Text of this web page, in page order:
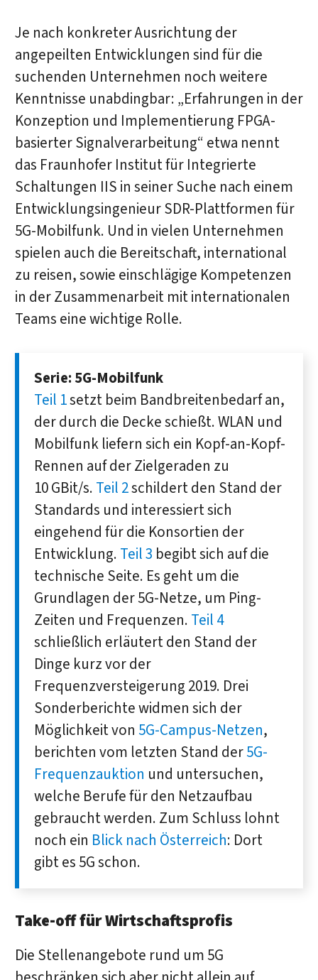
Je nach konkreter Ausrichtung der
angepeilten Entwicklungen sind für die
suchenden Unternehmen noch weitere
Kenntnisse unabdingbar: „Erfahrungen in der
Konzeption und Implementierung FPGA-
basierter Signalverarbeitung“ etwa nennt
das Fraunhofer Institut für Integrierte
Schaltungen IIS in seiner Suche nach einem
Entwicklungsingenieur SDR-Plattformen für
5G-Mobilfunk. Und in vielen Unternehmen
spielen auch die Bereitschaft, international
zu reisen, sowie einschlägige Kompetenzen
in der Zusammenarbeit mit internationalen
Teams eine wichtige Rolle.
Serie: 5G-Mobilfunk
Teil 1setzt beim Bandbreitenbedarf an,
der durch die Decke schießt. WLAN und
Mobilfunk liefern sich ein Kopf-an-Kopf-
Rennen auf der Zielgeraden zu
10 GBit/s. Teil 2schildert den Stand der
Standards und interessiert sich
eingehend für die Konsortien der
Entwicklung. Teil 3 begibt sich auf die
technische Seite. Es geht um die
Grundlagen der 5G-Netze, um Ping-
Zeiten und Frequenzen. Teil 4
schließlich erläutert den Stand der
Dinge kurz vor der
Frequenzversteigerung 2019. Drei
Sonderberichte widmen sich der
Möglichkeit von 5G-Campus-Netzen,
berichten vom letzten Stand der5G-
Frequenzauktion und untersuchen,
welche Berufe für den Netzaufbau
gebraucht werden. Zum Schluss lohnt
noch ein Blick nach Österreich: Dort
gibt es 5G schon.
Take-off für Wirtschaftsprofis
Die Stellenangebote rund um 5G